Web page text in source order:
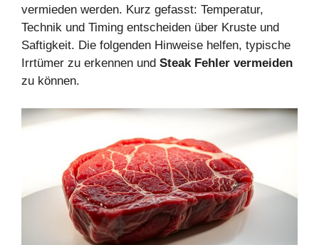
vermieden werden. Kurz gefasst: Temperatur,
Technik und Timing entscheiden über Kruste und
Saftigkeit. Die folgenden Hinweise helfen, typische
Irrtümer zu erkennen und Steak Fehler vermeiden
zu können.